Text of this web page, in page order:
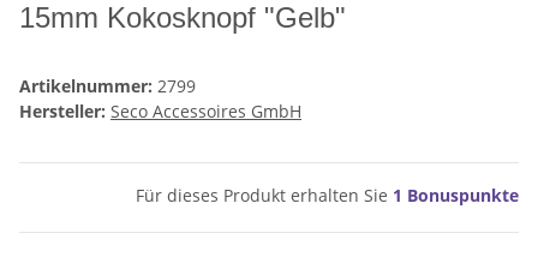
15mm Kokosknopf "Gelb"
Artikelnummer: 2799
Hersteller: Seco Accessoires GmbH
Für dieses Produkt erhalten Sie 1 Bonuspunkte